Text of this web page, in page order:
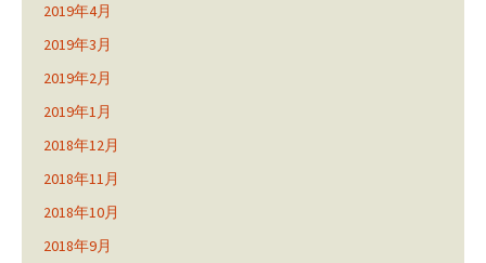
2019年4月
2019年3月
2019年2月
2019年1月
2018年12月
2018年11月
2018年10月
2018年9月